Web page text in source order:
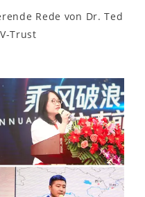
Rede von Dr. Ted
Trust